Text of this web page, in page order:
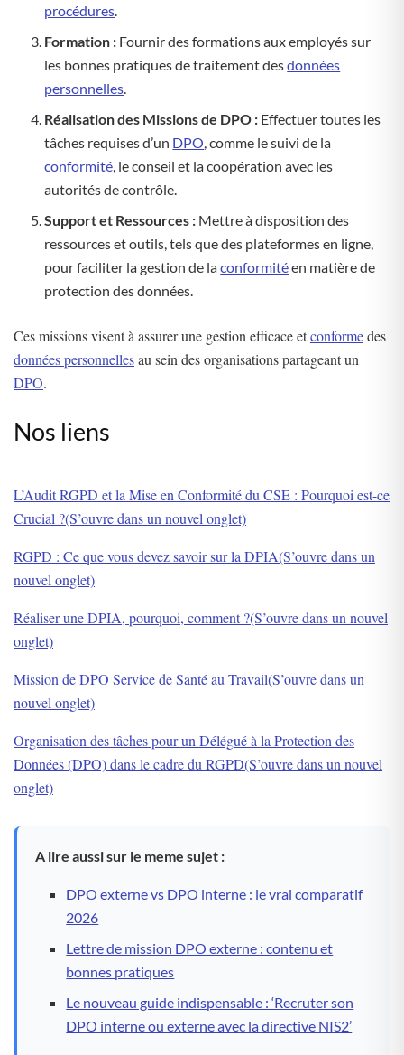
procédures.
Formation : Fournir des formations aux employés sur
les bonnes pratiques de traitement desdonnées
personnelles.
Réalisation des Missions de DPO : Effectuer toutes les
tâches requises d’un DPO, comme le suivi de la
conformité, le conseil et la coopération avec les
autorités de contrôle.
Support et Ressources : Mettre à disposition des
ressources et outils, tels que des plateformes en ligne,
pour faciliter la gestion de laconformitéen matière de
protection des données.
Ces missions visent à assurer une gestion efficace etconformedes
données personnellesau sein des organisations partageant un
DPO.
Nos liens
L’Audit RGPD et la Mise en Conformité du CSE : Pourquoi est-ce
Crucial ?(S’ouvre dans un nouvel onglet)
RGPD : Ce que vous devez savoir sur la DPIA(S’ouvre dans un
nouvel onglet)
Réaliser une DPIA, pourquoi, comment ?(S’ouvre dans un nouvel
onglet)
Mission de DPO Service de Santé au Travail(S’ouvre dans un
nouvel onglet)
Organisation des tâches pour un Délégué à la Protection des
Données (DPO) dans le cadre du RGPD(S’ouvre dans un nouvel
onglet)
A lire aussi sur le meme sujet :
DPO externe vs DPO interne : le vrai comparatif
2026
Lettre de mission DPO externe : contenu et
bonnes pratiques
Le nouveau guide indispensable : ‘Recruter son
DPO interne ou externe avec la directive NIS2’